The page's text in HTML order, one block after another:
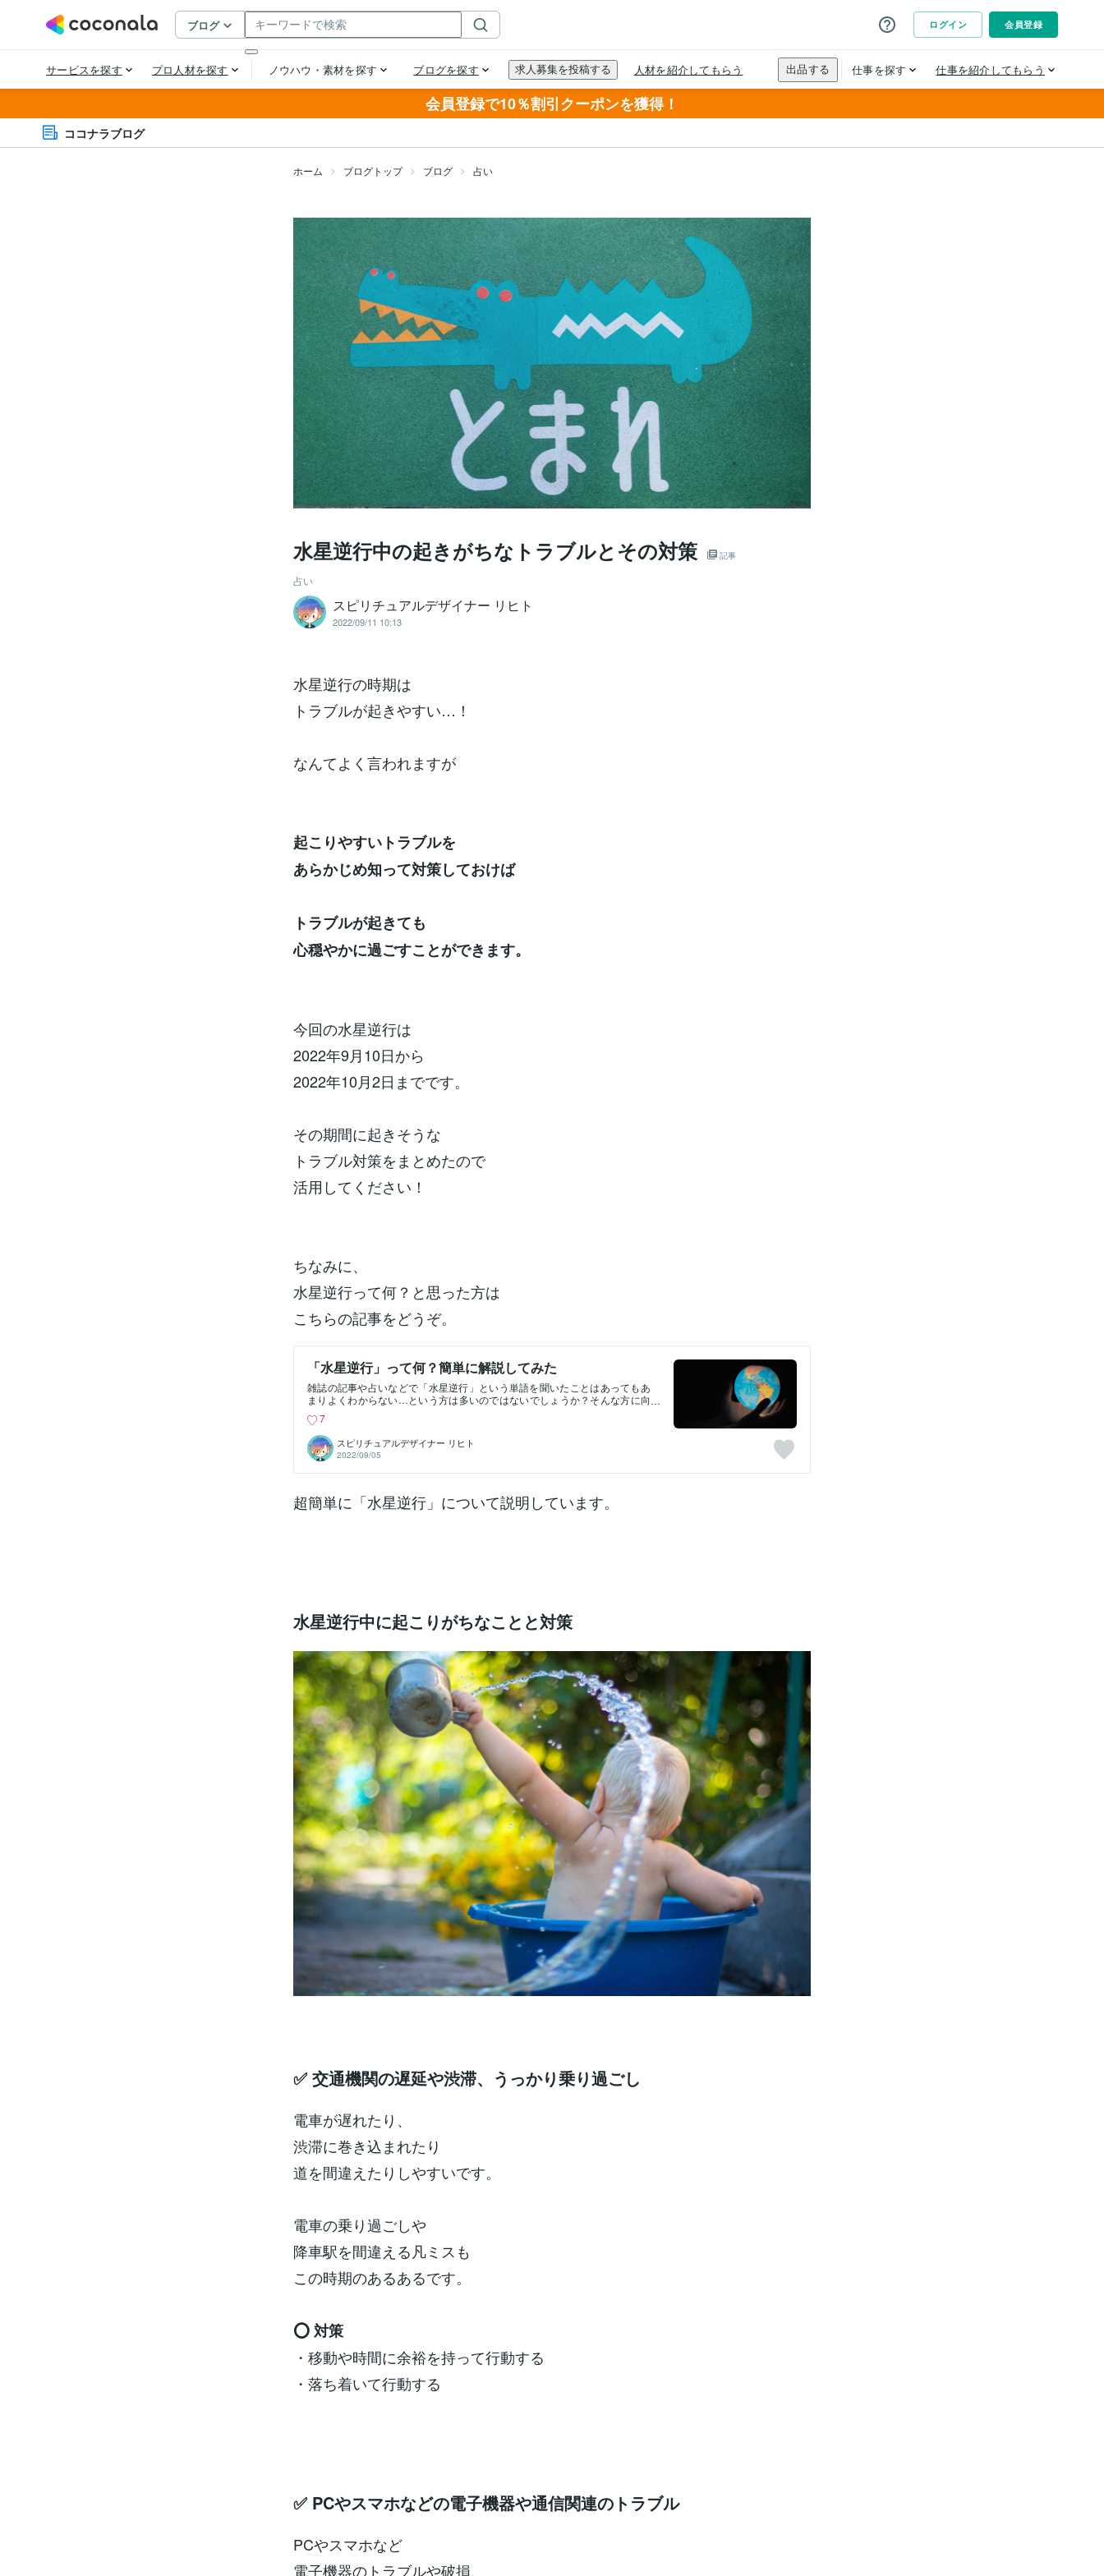
会員登録で10％割引クーポンを獲得！
ココナラブログ
ホーム ブログトップ ブログ 占い
水星逆行中の起きがちなトラブルとその対策 記事
占い
スピリチュアルデザイナー リヒト
2022/09/11 10:13
水星逆行の時期は
トラブルが起きやすい…！
なんてよく言われますが
起こりやすいトラブルを
あらかじめ知って対策しておけば
トラブルが起きても
心穏やかに過ごすことができます。
今回の水星逆行は
2022年9月10日から
2022年10月2日までです。
その期間に起きそうな
トラブル対策をまとめたので
活用してください！
ちなみに、
水星逆行って何？と思った方は
こちらの記事をどうぞ。
「水星逆行」って何？簡単に解説してみた
雑誌の記事や占いなどで「水星逆行」という単語を聞いたことはあってもあ
まりよくわからない…という方は多いのではないでしょうか？そんな方に向
だけではなくチャンスもある！ということをこれから数回に分けて超カンタ
ンに解説していきます。水星逆行とは？✅ 水星逆行とは、水星が逆に進んで
いるように見えること「逆行」と聞くと車の逆走のようなイメージを持つ方
もいるかもしれませんが、実はそうではないのです。たとえば、あなたの友
人が駅のホームまであなたを見送りに来てくれたとします。あなたの乗った
イ！と叫ぶ…みたいなシーンを思い浮かべてください。電車の中のあなたか
ら見るとホームを必死で走っている友人の姿はどんどん後ろに下がっていき
たりする出来事が起きやすくなる水星が逆行すると、水星の持つ意味が「逆
になった!?」と感じる出来事が起き
7
スピリチュアルデザイナー リヒト
2022/09/05
超簡単に「水星逆行」について説明しています。
水星逆行中に起こりがちなことと対策
✅ 交通機関の遅延や渋滞、うっかり乗り過ごし
電車が遅れたり、
渋滞に巻き込まれたり
道を間違えたりしやすいです。
電車の乗り過ごしや
降車駅を間違える凡ミスも
この時期のあるあるです。
⭕ 対策
・移動や時間に余裕を持って行動する
・落ち着いて行動する
✅ PCやスマホなどの電子機器や通信関連のトラブル
PCやスマホなど
電子機器のトラブルや破損、